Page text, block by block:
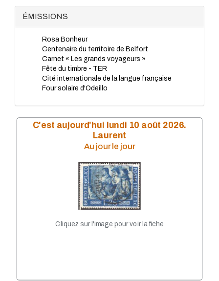
TP - Avril 2023
TP - Février 2023
TP - Janvier 2023
TP - Novembre 2022
TP - Octobre 2022
TP - Septembre 2022
TP - Août 2022
TP - Mai 2022
TP - Avril 2022
TP - Février 2022
TP - Novembre 2021
TP - Octobre 2021
TP - Septembre 2021
TP - Juillet 2021
TP - Juin 2021
TP - Avril 2021
ÉMISSIONS
Rosa Bonheur
Centenaire du territoire de Belfort
Carnet « Les grands voyageurs »
Fête du timbre - TER
Cité internationale de la langue française
Four solaire d'Odeillo
C'est aujourd'hui lundi 10 août 2026.
Laurent
Au jour le jour
Cliquez sur l'image pour voir la fiche